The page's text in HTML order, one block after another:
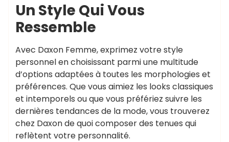
Un Style Qui Vous
Ressemble
Avec Daxon Femme, exprimez votre style
personnel en choisissant parmi une multitude
d’options adaptées à toutes les morphologies et
préférences. Que vous aimiez les looks classiques
et intemporels ou que vous préfériez suivre les
dernières tendances de la mode, vous trouverez
chez Daxon de quoi composer des tenues qui
reflètent votre personnalité.